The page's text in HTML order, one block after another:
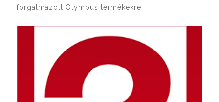
forgalmazott Olympus termékekre!